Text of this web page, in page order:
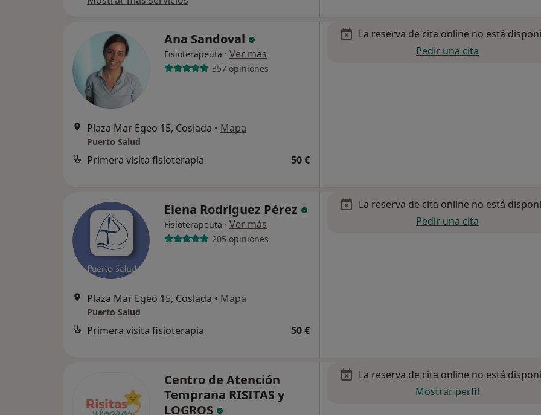
Ana Sandoval
Fisioterapeuta · Ver más
357 opiniones
Plaza Mar Egeo 15, Coslada • Mapa
Puerto Salud
Primera visita fisioterapia 50 €
La reserva de cita online no está
Pedir una cita
Elena Rodríguez Pérez
Fisioterapeuta · Ver más
205 opiniones
Plaza Mar Egeo 15, Coslada • Mapa
Puerto Salud
Primera visita fisioterapia 50 €
La reserva de cita online no está
Pedir una cita
Centro de Atención
Temprana RISITAS y
LOGROS
La reserva de cita online no está
Mostrar perfil